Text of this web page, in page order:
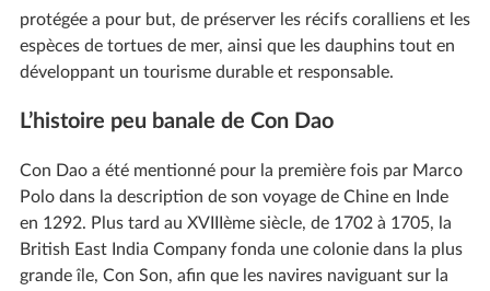
protégée a pour but, de préserver les récifs coralliens et les
espèces de tortues de mer, ainsi que les dauphins tout en
développant un tourisme durable et responsable.
L’histoire peu banale de Con Dao
Con Dao a été mentionné pour la première fois par Marco
Polo dans la description de son voyage de Chine en Inde
en 1292. Plus tard au XVIIIème siècle, de 1702 à 1705, la
British East India Company fonda une colonie dans la plus
grande île, Con Son, afin que les navires naviguant sur la